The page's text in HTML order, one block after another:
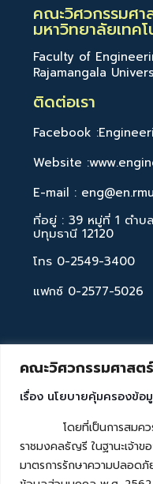
คณะวิศวกรรมศาสต
เรื่อง นโยบายคุ้มครองข้
โดยที่เป็นการสมควรให้
ราชมงคลธัญรี ในฐานะเจ้า
มาตรการรักษาความปลอด
คณะวิศวกรรมศา
มหาวิทยาลัยเทค
Faculty of
Rajamangala
ติดต่อเรา
Facebook
Website
E-mail :
ที่อยู่ : 39 หมู่ที่ 1 ตำบ
ปทุมธานี 12120
โทร 0-2549-3400
แฟกซ์ 0-2577-5026